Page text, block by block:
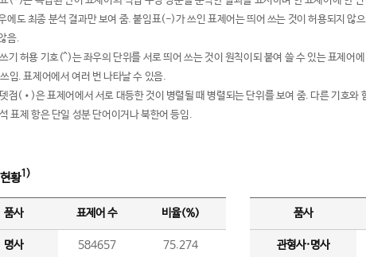
에도 최종 분석 결과만 보여 줌. 붙임표(-)가 쓰인 표제어는 띄어 쓰는 것이 허용되지 않
음.
기 허용 기호(^)는 좌우의 단위를 서로 띄어 쓰는 것이 원칙이되 붙여 쓸 수 있는 표제어
임. 표제어에서 여러 번 나타날 수 있음.
점(•)은 표제어에서 서로 대등한 것이 병렬될 때 병렬되는 단위를 보여 줌. 다른 기호와
표제 항은 단일 성분 단어이거나 북한어 등임.
황1)
품사 표제어 수 비율(%)
명사 584657 75.274
품사
관형사·명사